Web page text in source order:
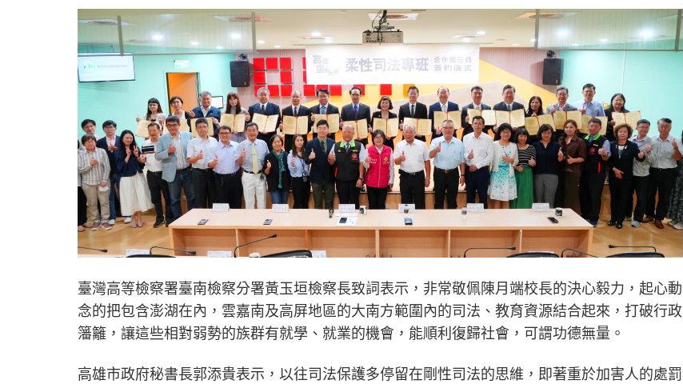
臺灣高等檢察署臺南檢察分署黃玉垣檢察長致詞表示，非常敬佩陳月端校長的決心毅力，起心動
念的把包含澎湖在內，雲嘉南及高屏地區的大南方範圍內的司法、教育資源結合起來，打破行政
籓籬，讓這些相對弱勢的族群有就學、就業的機會，能順利復歸社會，可謂功德無量。
高雄市政府秘書長郭添貴表示，以往司法保護多停留在剛性司法的思維，即著重於加害人的處罰